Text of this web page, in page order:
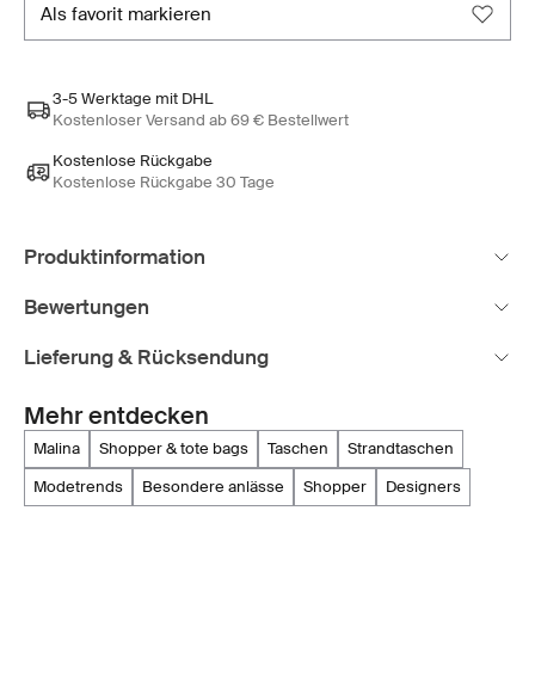
als favorit markieren
3-5 Werktage mit DHL
Kostenloser Versand ab 69 € Bestellwert
Kostenlose Rückgabe
Kostenlose Rückgabe 30 Tage
Produktinformation
Bewertungen
Lieferung & Rücksendung
Mehr entdecken
malina shopper & tote bags taschen
strandtaschen
modetrends
besondere anlässe shopper designers